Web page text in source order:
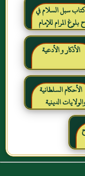
سبل السلام في
المرام للإمام
رحمه الله
الأذكار و الأدعية
الأحكام السلطانية
الدينية